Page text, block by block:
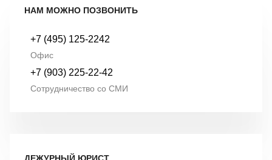
НАМ МОЖНО ПОЗВОНИТЬ
+7 (495) 125-2242
Офис
+7 (903) 225-22-42
Сотрудничество со СМИ